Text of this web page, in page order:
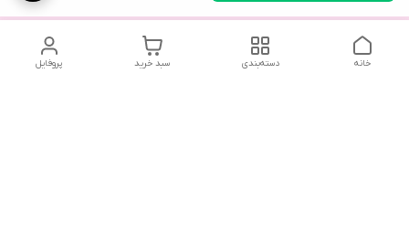
پروفایل سبد خرید دسته‌بندی خانه